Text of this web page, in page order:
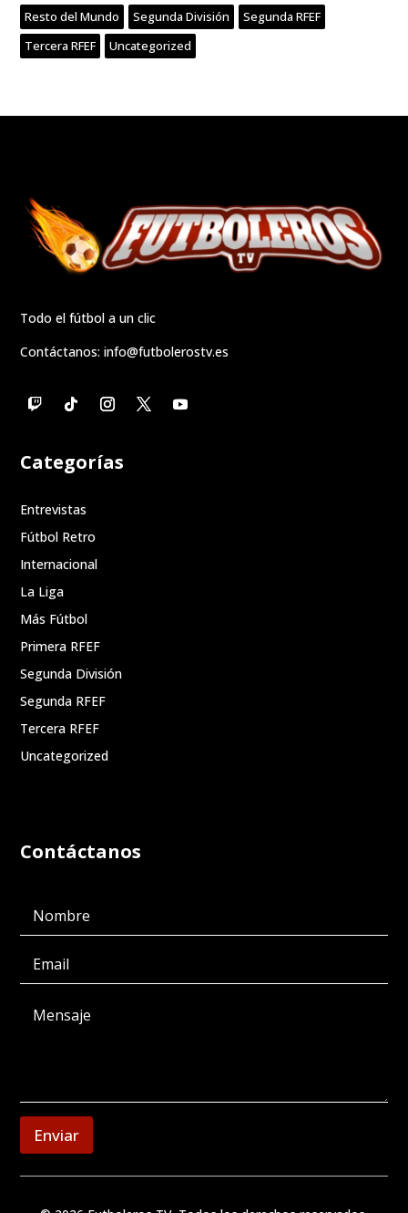
Resto del Mundo
Segunda División
Segunda RFEF
Tercera RFEF
Uncategorized
Todo el fútbol a un clic
Contáctanos:info@futbolerostv.es
Categorías
Entrevistas
Fútbol Retro
Internacional
La Liga
Más Fútbol
Primera RFEF
Segunda División
Segunda RFEF
Tercera RFEF
Uncategorized
Contáctanos
Enviar